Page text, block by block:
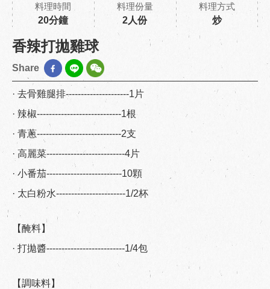
料理時間
20分鐘
料理份量
2人份
料理方式
炒
香辣打拋雞球
Share
· 去骨雞腿排---------------------1片
· 辣椒----------------------------1根
· 青蔥----------------------------2支
· 高麗菜--------------------------4片
· 小番茄-------------------------10顆
· 太白粉水-----------------------1/2杯
【醃料】
· 打拋醬--------------------------1/4包
【調味料】